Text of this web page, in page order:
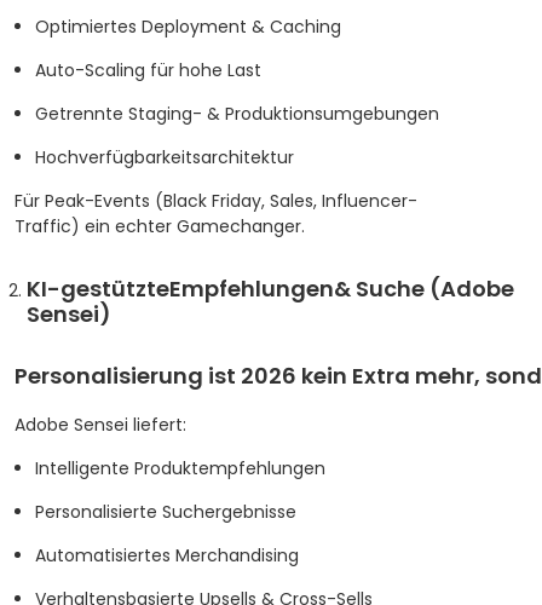
Optimiertes Deployment & Caching
Auto-Scaling für hohe Last
Getrennte Staging- & Produktionsumgebungen
Hochverfügbarkeitsarchitektur
Für Peak-Events (Black Friday, Sales, Influencer-
Traffic) ein echter Gamechanger.
KI-gestützteEmpfehlungen& Suche (Adobe
Sensei)
Personalisierung ist 2026 kein Extra mehr,
Adobe Sensei liefert:
Intelligente Produktempfehlungen
Personalisierte Suchergebnisse
Automatisiertes Merchandising
Verhaltensbasierte Upsells & Cross-Sells